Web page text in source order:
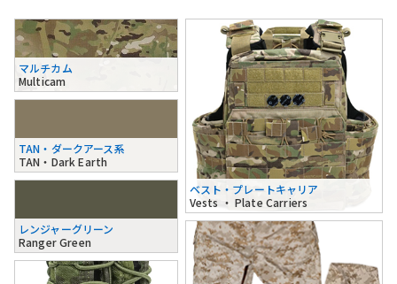
マルチカム
Multicam
TAN・ダークアース系
TAN・Dark Earth
レンジャーグリーン
Ranger Green
ベスト・プレートキャリア
Vests ・ Plate Carriers